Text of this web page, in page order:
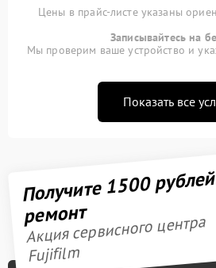
Цены в прайс-листе указаны
Записывайтесь на
Мы проверим ваше устройство и
Показать все
Получите 1500
ремонт
Акция сервисного центра
Fujifilm